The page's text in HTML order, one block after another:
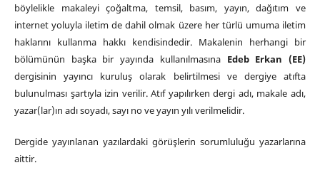
böylelikle makaleyi çoğaltma, temsil, basım, yayın, dağıtım ve
internet yoluyla iletim de dahil olmak üzere her türlü umuma iletim
haklarını kullanma hakkı kendisindedir. Makalenin herhangi bir
bölümünün başka bir yayında kullanılmasına Edeb Erkan (EE)
dergisinin yayıncı kuruluş olarak belirtilmesi ve dergiye atıfta
bulunulması şartıyla izin verilir. Atıf yapılırken dergi adı, makale adı,
yazar(lar)ın adı soyadı, sayı no ve yayın yılı verilmelidir.
Dergide yayınlanan yazılardaki görüşlerin sorumluluğu yazarlarına
aittir.